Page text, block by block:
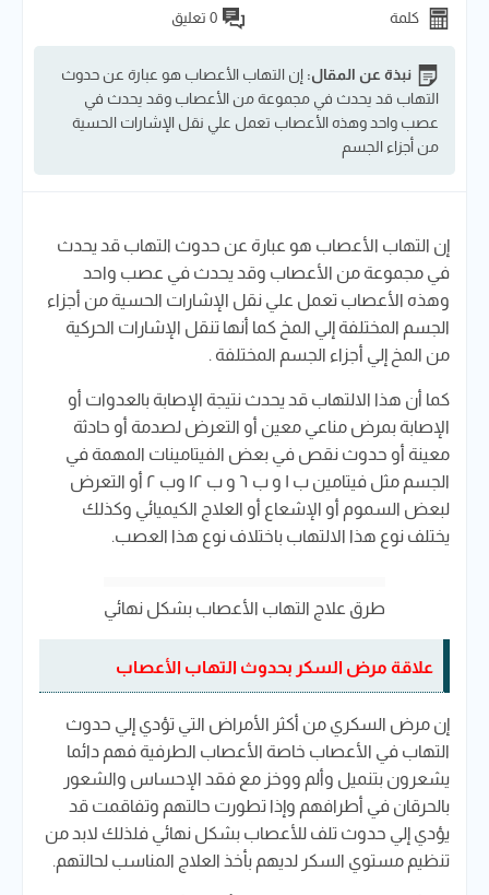
كلمة
0 تعليق
نبذة عن المقال: إن التهاب الأعصاب هو عبارة عن حدوث
التهاب قد يحدث في مجموعة من الأعصاب وقد يحدث في
عصب واحد وهذه الأعصاب تعمل علي نقل الإشارات الحسية
من أجزاء الجسم
إن التهاب الأعصاب هو عبارة عن حدوث التهاب قد يحدث
في مجموعة من الأعصاب وقد يحدث في عصب واحد
وهذه الأعصاب تعمل علي نقل الإشارات الحسية من أجزاء
الجسم المختلفة إلي المخ كما أنها تنقل الإشارات الحركية
من المخ إلي أجزاء الجسم المختلفة .
كما أن هذا الالتهاب قد يحدث نتيجة الإصابة بالعدوات أو
الإصابة بمرض مناعي معين أو التعرض لصدمة أو حادثة
معينة أو حدوث نقص في بعض الفيتامينات المهمة في
الجسم مثل فيتامين ب ١ و
ب ٦ و ب ١٢ وب ٢ أو التعرض
لبعض السموم أو الإشعاع أو العلاج الكيميائي وكذلك
يختلف نوع هذا الالتهاب باختلاف نوع هذا العصب.
طرق علاج التهاب الأعصاب بشكل نهائي
علاقة مرض السكر بحدوث التهاب الأعصاب
إن مرض السكري من أكثر الأمراض التي تؤدي إلي حدوث
التهاب في الأعصاب خاصة الأعصاب الطرفية فهم دائما
يشعرون بتنميل وألم ووخز مع فقد الإحساس والشعور
بالحرقان في أطرافهم وإذا تطورت حالتهم وتفاقمت قد
يؤدي إلي حدوث تلف للأعصاب بشكل نهائي فلذلك لابد من
تنظيم مستوي السكر لديهم بأخذ العلاج المناسب لحالتهم.